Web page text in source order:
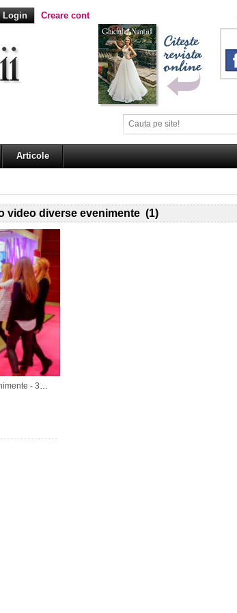
Creare cont
Articole
video diverse evenimente (1)
Cabine foto pentru evenimente - 3 modele: Oglinda, Insta, Photo Pro